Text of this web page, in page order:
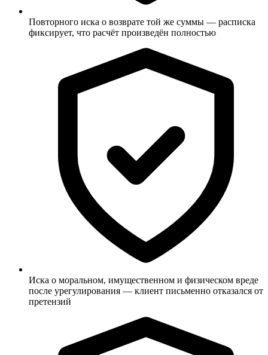
Повторного иска о возврате той же суммы — расписка
фиксирует, что расчёт произведён полностью
Иска о моральном, имущественном и физическом вреде
после урегулирования — клиент письменно отказался от
претензий